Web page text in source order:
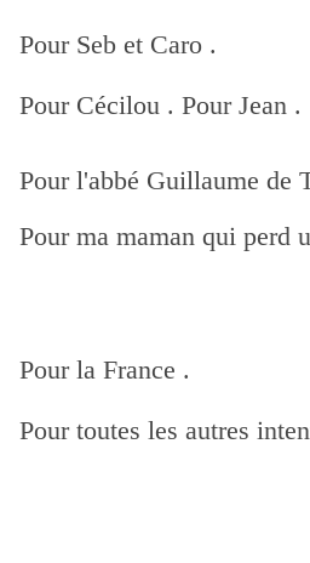
Pour Seb et Caro .
Pour Cécilou . Pour Jean .
Pour l'abbé Guillaume de
Pour ma maman qui perd
Pour la France .
Pour toutes les autres